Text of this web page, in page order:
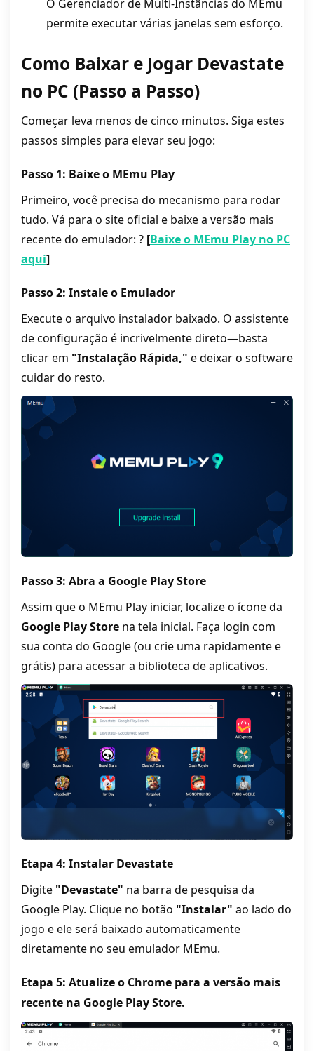
O Gerenciador de Multi-Instâncias do MEmu
permite executar várias janelas sem esforço.
Como Baixar e Jogar Devastate
no PC (Passo a Passo)
Começar leva menos de cinco minutos. Siga estes
passos simples para elevar seu jogo:
Passo 1: Baixe o MEmu Play
Primeiro, você precisa do mecanismo para rodar
tudo. Vá para o site oficial e baixe a versão mais
recente do emulador: ? [Baixe o MEmu Play no PC
aqui]
Passo 2: Instale o Emulador
Execute o arquivo instalador baixado. O assistente
de configuração é incrivelmente direto—basta
clicar em "Instalação Rápida," e deixar o software
cuidar do resto.
Passo 3: Abra a Google Play Store
Assim que o MEmu Play iniciar, localize o ícone da
Google Play Store na tela inicial. Faça login com
sua conta do Google (ou crie uma rapidamente e
grátis) para acessar a biblioteca de aplicativos.
Etapa 4: Instalar Devastate
Digite "Devastate" na barra de pesquisa da
Google Play. Clique no botão "Instalar" ao lado do
jogo e ele será baixado automaticamente
diretamente no seu emulador MEmu.
Etapa 5: Atualize o Chrome para a versão mais
recente na Google Play Store.